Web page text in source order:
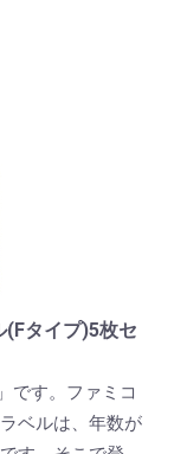
(Fタイプ)5枚セ
です。ファミコ
ベルは、年数が